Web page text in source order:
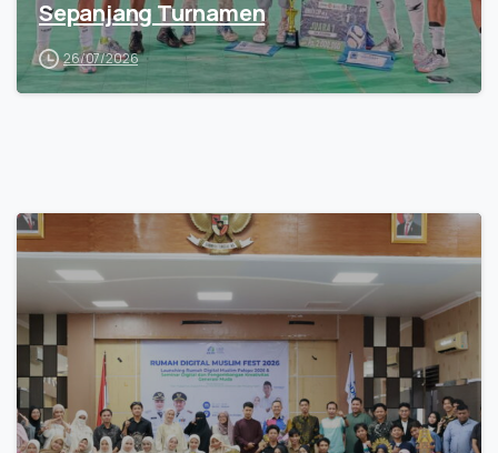
Sepanjang Turnamen
26/07/2026